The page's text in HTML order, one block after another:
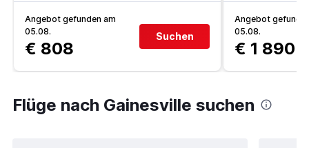
Angebot gefunden am
05.08.
€ 808
Suchen
Angebot
05.08.
€ 1 890
Flüge nach Gainesville suchen